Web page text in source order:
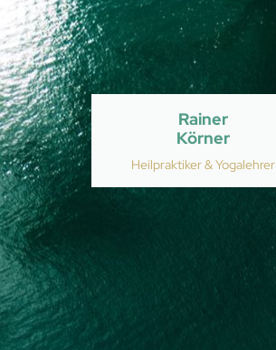
Rainer
Körner
Heilpraktiker & Yogalehrer